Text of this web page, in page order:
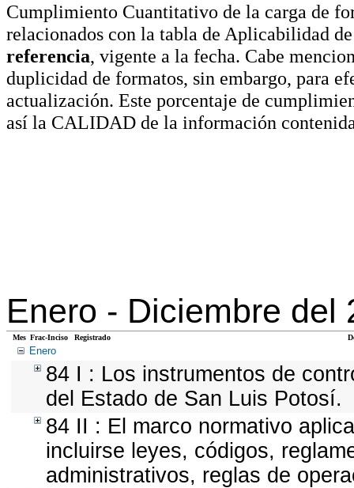
Cumplimiento Cuantitativo de la carga de
relacionados con la tabla de Aplicabilidad
referencia, vigente a la fecha. Cabe
duplicidad de formatos, sin embargo, para
actualización. Este porcentaje de
así la CALIDAD de la información
Enero - Diciembre del
Mes Frac-Inciso Registrado
Enero
84 I : Los instrumentos de
del Estado de San Luis Potosí.
84 II : El marco normativo
incluirse leyes, códigos,
administrativos, reglas de